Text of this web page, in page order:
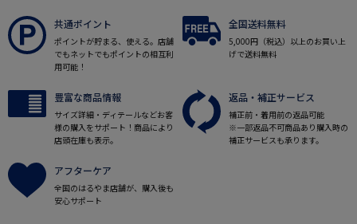
共通ポイント
ポイントが貯まる、使える。店舗
でもネットでもポイントの相互利
用可能！
全国送料無料
5,000円（税込）以上のお買い上
げで送料無料
豊富な商品情報
サイズ詳細・ディテールなどお客
様の購入をサポート！商品により
店頭在庫も表示。
返品・補正サービス
補正前・着用前の返品可能
※一部返品不可商品あり購入時の
補正サービスも承ります。
アフターケア
全国のはるやま店舗が、購入後も
安心サポート